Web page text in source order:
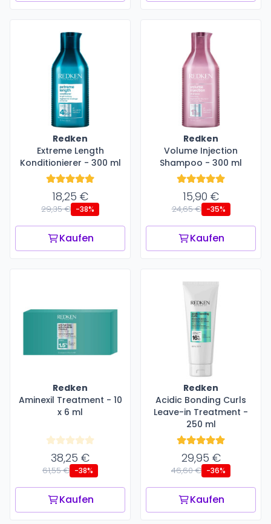
Redken
Extreme Length
Konditionierer - 300 ml
18,25 €
29,35 € -38%
Kaufen
Redken
Volume Injection
Shampoo - 300 ml
15,90 €
24,65 € -35%
Kaufen
Redken
Aminexil Treatment - 10
x 6 ml
38,25 €
61,55 € -38%
Kaufen
Redken
Acidic Bonding Curls
Leave-in Treatment -
250 ml
29,95 €
46,60 € -36%
Kaufen